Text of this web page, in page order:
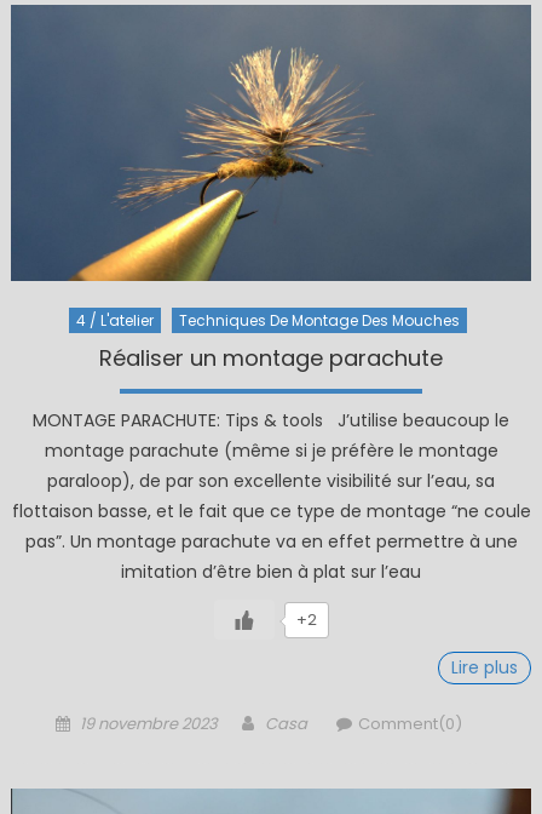
4 / L'atelier Techniques De Montage Des Mouches
Réaliser un montage parachute
MONTAGE PARACHUTE: Tips & tools J’utilise beaucoup le
montage parachute (même si je préfère le montage
paraloop), de par son excellente visibilité sur l’eau, sa
flottaison basse, et le fait que ce type de montage “ne coule
pas”. Un montage parachute va en effet permettre à une
imitation d’être bien à plat sur l’eau
+2
Lire plus
Posted
19 novembre 2023 Author
Casa Comment(0)